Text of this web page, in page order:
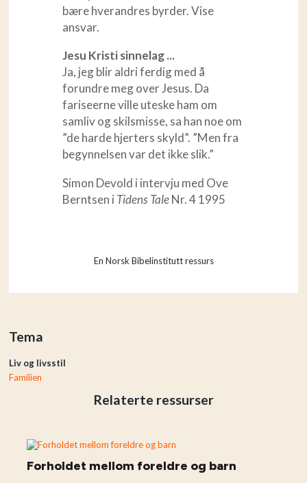
bære hverandres byrder. Vise
ansvar.
Jesu Kristi sinnelag ...
Ja, jeg blir aldri ferdig med å
forundre meg over Jesus. Da
fariseerne ville uteske ham om
samliv og skilsmisse, sa han noe om
”de harde hjerters skyld”. ”Men fra
begynnelsen var det ikke slik.”
Simon Devold i intervju med Ove
Berntsen iTidens TaleNr. 4 1995
En Norsk Bibelinstitutt ressurs
Tema
Liv og livsstil
Familien
Relaterte ressurser
Forholdet mellom foreldre og barn